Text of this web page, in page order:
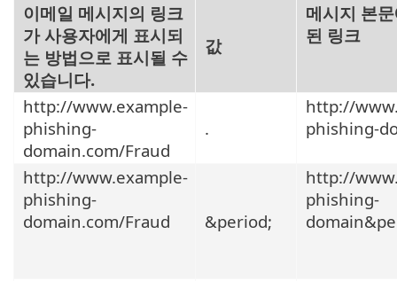
이메일 메시지의 링크
가 사용자에게 표시되
는 방법으로 표시될 수
있습니다.
값
메시지 본
된 링크
http://www.example-
phishing-
domain.com/Fraud
.
http://
phishing-
http://www.example-
phishing-
domain.com/Fraud
&period;
http://
phishing-